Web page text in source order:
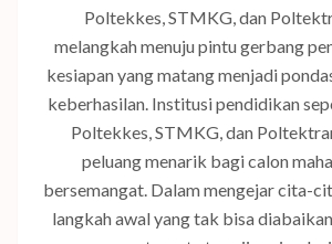
Poltekkes, STMKG, dan
melangkah menuju pintu gerbang
kesiapan yang matang menjadi
keberhasilan. Institusi pendidikan
Poltekkes, STMKG, dan
peluang menarik bagi calon
bersemangat. Dalam mengejar cita-
langkah awal yang tak bisa